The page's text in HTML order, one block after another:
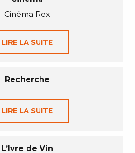
Cinéma Rex
LIRE LA SUITE
Recherche
LIRE LA SUITE
L’Ivre de Vin